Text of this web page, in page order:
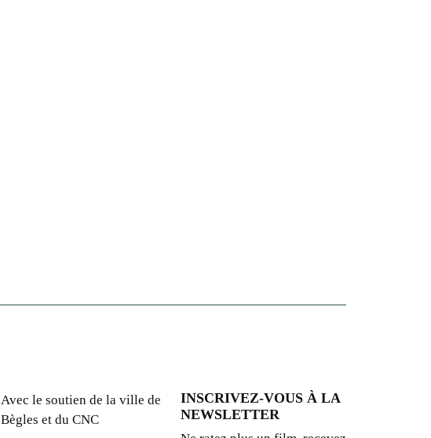
Avec le soutien de la ville de
Bègles et du CNC
INSCRIVEZ-VOUS À LA
NEWSLETTER